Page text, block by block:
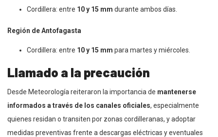
Cordillera: entre 10 y 15 mm durante ambos días.
Región de Antofagasta
Cordillera: entre 10 y 15 mm para martes y miércoles.
Llamado a la precaución
Desde Meteorología reiteraron la importancia de mantenerse
informados a través de los canales oficiales, especialmente
quienes residan o transiten por zonas cordilleranas, y adoptar
medidas preventivas frente a descargas eléctricas y eventuales